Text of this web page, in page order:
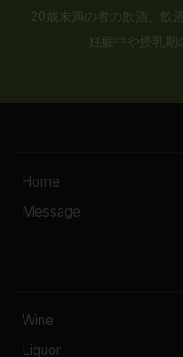
20歳未満の者の飲酒、飲
妊娠中や授乳期
Home
Message
Wine
Liquor